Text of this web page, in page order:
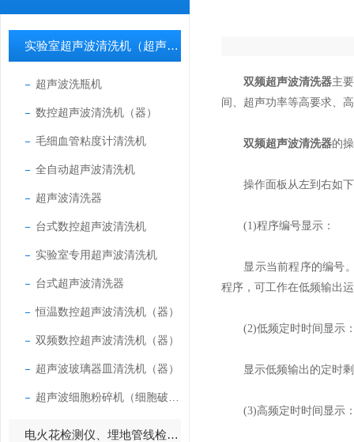
实验室超声波清洗机（超声波清洗器）
超声波洗瓶机
数控超声波清洗机（器）
毛细血管粘度计清洗机
全自动超声波清洗机
超声波清洗器
台式数控超声波清洗机
实验室专用超声波清洗机
台式超声波清洗器
恒温数控超声波清洗机（器）
双频数控超声波清洗机（器）
超声波玻璃器皿清洗机（器）
电火花检测仪、埋地管线检测仪
双频超声波清洗器主
间、超声功率等高要求、
双频超声波清洗器的
操作面板从左到右如
(1)程序编号显示：
显示当前程序的编号。
程序，可工作在低频输出
(2)低频定时时间显示
显示低频输出的定时剩
(3)高频定时时间显示